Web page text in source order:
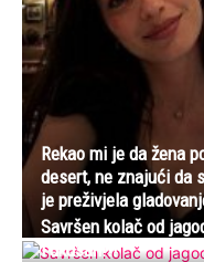
Rekao mi je da žena
desert, ne znajući da
je preživjela
Savršen kolač od
i ukusan!!!